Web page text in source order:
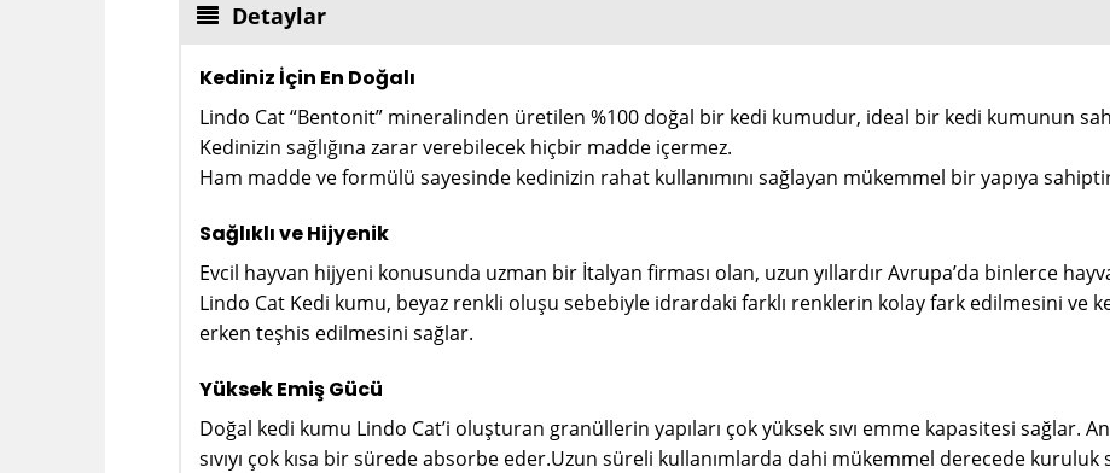
Detaylar
Kediniz İçin En Doğalı
Lindo Cat “Bentonit” mineralinden üretilen %100 doğal bir kedi kumudur, ideal bir kedi kumunun
Kedinizin sağlığına zarar verebilecek hiçbir madde içermez.
Ham madde ve formülü sayesinde kedinizin rahat kullanımını sağlayan mükemmel bir yapıya
Sağlıklı ve Hijyenik
Evcil hayvan hijyeni konusunda uzman bir İtalyan firması olan, uzun yıllardır Avrupa’da binlerce
Lindo Cat Kedi kumu, beyaz renkli oluşu sebebiyle idrardaki farklı renklerin kolay fark edilmesini ve
erken teşhis edilmesini sağlar.
Yüksek Emiş Gücü
Doğal kedi kumu Lindo Cat’i oluşturan granüllerin yapıları çok yüksek sıvı emme kapasitesi sağlar.
sıvıyı çok kısa bir sürede absorbe eder.Uzun süreli kullanımlarda dahi mükemmel derecede kuruluk